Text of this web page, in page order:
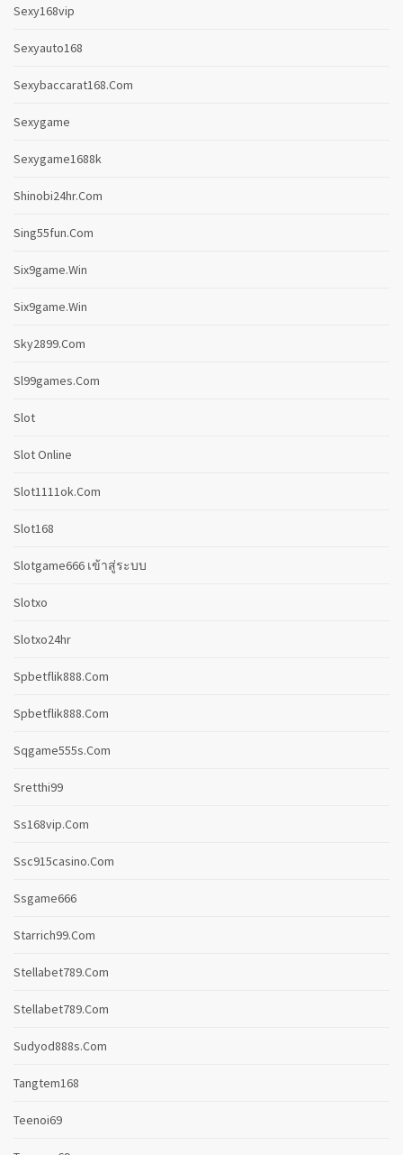
Sexy168vip
Sexyauto168
Sexybaccarat168.com
Sexygame
Sexygame1688k
Shinobi24hr.com
Sing55fun.com
Six9game.win
Six9game.win
Sky2899.com
Sl99games.com
Slot
Slot Online
Slot1111ok.com
Slot168
Slotgame666 เข้าสู่ระบบ
Slotxo
Slotxo24hr
Spbetflik888.com
Spbetflik888.com
Sqgame555s.com
Sretthi99
Ss168vip.com
Ssc915casino.com
Ssgame666
Starrich99.com
Stellabet789.com
Stellabet789.com
Sudyod888s.com
Tangtem168
Teenoi69